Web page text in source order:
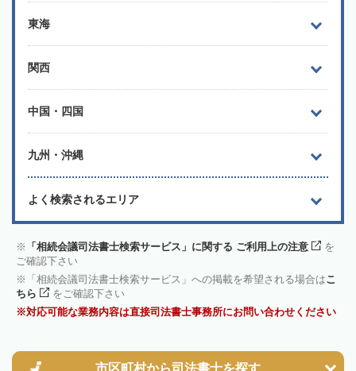
東海
関西
中国・四国
九州・沖縄
よく検索されるエリア
「相続会議司法書士検索サービス」に関する ご利用上の注意
を
ご確認下さい
「相続会議司法書士検索サービス」への掲載を希望される場合はこ
ちら
をご確認下さい
対応可能な業務内容は直接司法書士事務所にお問い合わせください
市区町村から司法書士を探す